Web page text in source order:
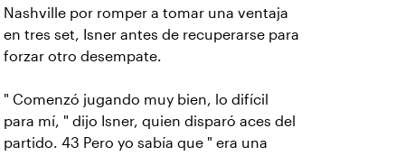
Nashville por romper a tomar una ventaja
en tres set, Isner antes de recuperarse para
forzar otro desempate.
" Comenzó jugando muy bien, lo difícil
para mí, " dijo Isner, quien disparó aces del
partido. 43 Pero yo sabía que " era una